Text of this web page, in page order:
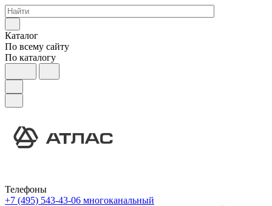
Каталог
По всему сайту
По каталогу
Телефоны
+7 (495) 543-43-06 многоканальный